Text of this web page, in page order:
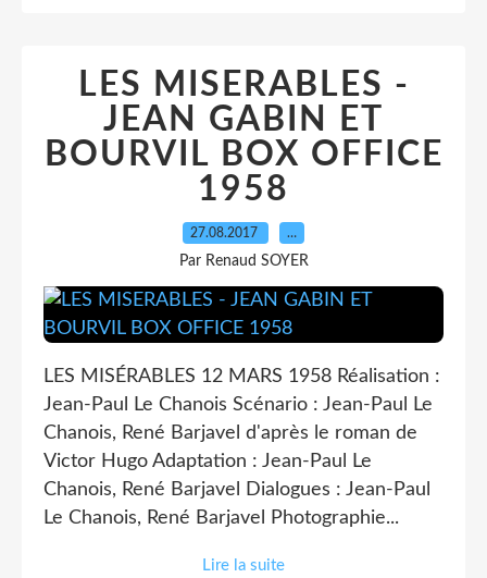
LES MISERABLES -
JEAN GABIN ET
BOURVIL BOX OFFICE
1958
27.08.2017 …
Par Renaud SOYER
LES MISÉRABLES 12 MARS 1958 Réalisation :
Jean-Paul Le Chanois Scénario : Jean-Paul Le
Chanois, René Barjavel d'après le roman de
Victor Hugo Adaptation : Jean-Paul Le
Chanois, René Barjavel Dialogues : Jean-Paul
Le Chanois, René Barjavel Photographie...
Lire la suite